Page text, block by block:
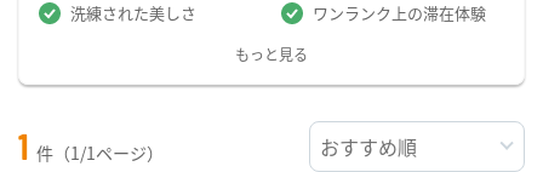
洗練された美しさ ワンランク上の滞在体験
もっと見る
1 件（1/1ページ）